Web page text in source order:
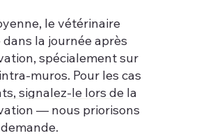
le vétérinaire
la journée après
spécialement sur
muros. Pour les cas
signalez-le lors de la
— nous priorisons